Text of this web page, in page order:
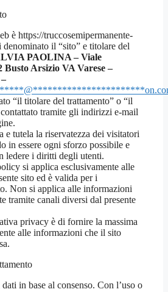
è https://truccosemipermanente-
il “sito” e titolare del
PAOLINA – Viale
Busto Arsizio VA Varese –
@***********************
“il titolare del trattamento” o “il
tramite gli indirizzi e-mail
e tutela la riservatezza dei visitatori
in essere ogni sforzo possibile e
ledere i diritti degli utenti.
si applica esclusivamente alle
sito ed è valida per i
Non si applica alle informazioni
tramite canali diversi dal presente
privacy è di fornire la massima
alle informazioni che il sito
in base al consenso. Con l’uso o